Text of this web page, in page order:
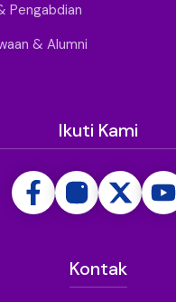
Pengabdian
& Alumni
Ikuti Kami
Kontak